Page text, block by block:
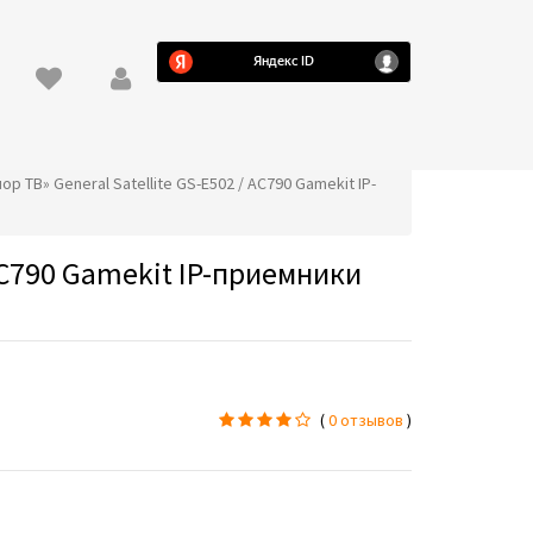
ТВ» General Satellite GS-E502 / AC790 Gamekit IP-
Gamekit IP-приемники
(0 отзывов )